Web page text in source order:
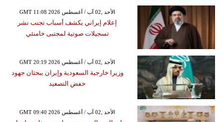
GMT 11:08 2026 الأحد ,02 آب / أغسطس
إعلام إيراني يكشف أسباب تجنب نشر
تسجيلات صوتية لمجتبى خامنئي
GMT 20:19 2026 الأحد ,02 آب / أغسطس
وزيرا خارجية السعودية وإيران يبحثان جهود
خفض التصعيد
GMT 09:40 2026 الأحد ,02 آب / أغسطس